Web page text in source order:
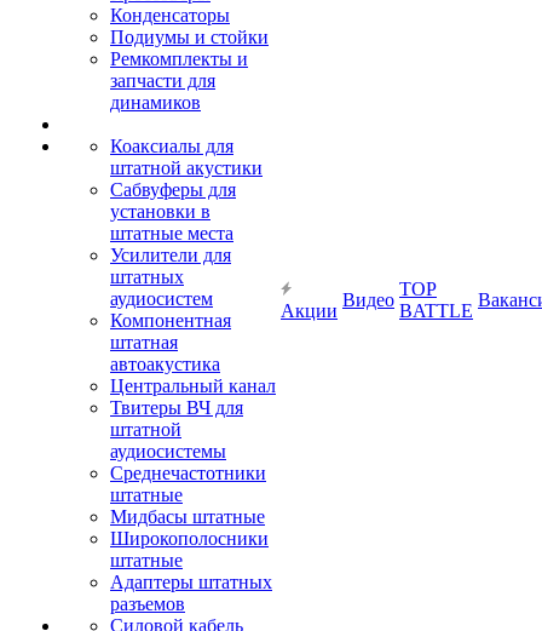
Конденсаторы
Подиумы и стойки
Ремкомплекты и
запчасти для
динамиков
Коаксиалы для
штатной акустики
Сабвуферы для
установки в
штатные места
Усилители для
штатных
аудиосистем
Компонентная
штатная
автоакустика
Центральный канал
Твитеры ВЧ для
штатной
аудиосистемы
Среднечастотники
штатные
Мидбасы штатные
Широкополосники
штатные
Адаптеры штатных
разъемов
Силовой кабель
Акции
Видео
TOP
BATTLE